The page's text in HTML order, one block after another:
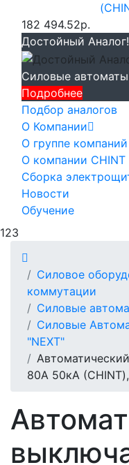
182 494.52р.
Достойный Аналог!
Силовые
Подробнее
Подбор аналогов
О Компании
О группе
О компании CHINT
Сборка
Новости
Обучение
123
Силовое
коммутации
Силовые
Силовые
"NEXT"
80A 50кА